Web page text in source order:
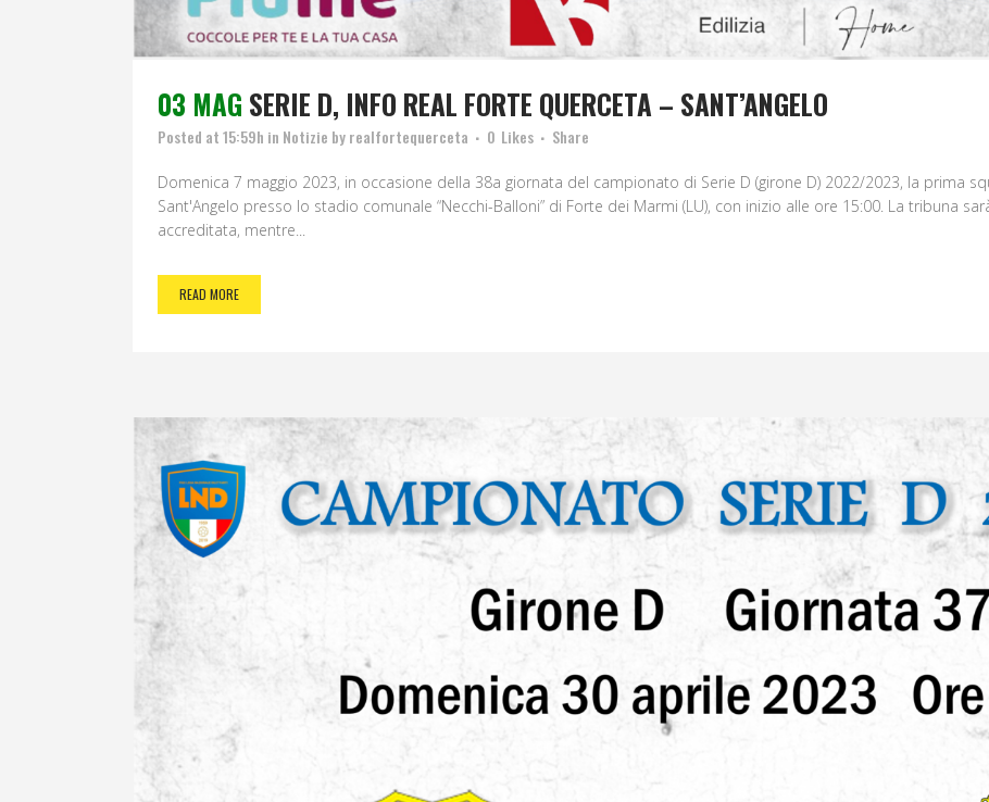
03 MAG SERIE D, INFO REAL FORTE QUERCETA – SANT’ANGELO
Posted at 15:59h in Notizie byrealfortequerceta 0 Likes Share
Domenica 7 maggio 2023, in occasione della 38a giornata del campionato di Serie D (girone D) 2022/2023, la prima
Sant'Angelo presso lo stadio comunale “Necchi-Balloni” di Forte dei Marmi (LU), con inizio alle ore 15:00. La tribuna
accreditata, mentre...
READ MORE